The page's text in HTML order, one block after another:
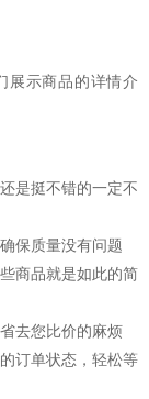
展示商品的详情介
是挺不错的一定不
保质量没有问题
商品就是如此的简
去您比价的麻烦
订单状态，轻松等